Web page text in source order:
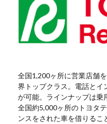
全国1,200ヶ所に営業店舗
界トップクラス。電話とイ
が可能。ラインナップは乗
全国約5,000ヶ所のトヨタ
ンスをされた車を借りるこ